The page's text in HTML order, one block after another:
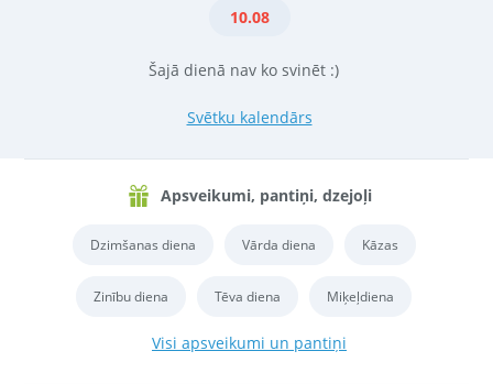
10.08
Šajā dienā nav ko svinēt :)
Svētku kalendārs
Apsveikumi, pantiņi, dzejoļi
Dzimšanas diena Vārda diena Kāzas
Zinību diena Tēva diena Miķeļdiena
Visi apsveikumi un pantiņi